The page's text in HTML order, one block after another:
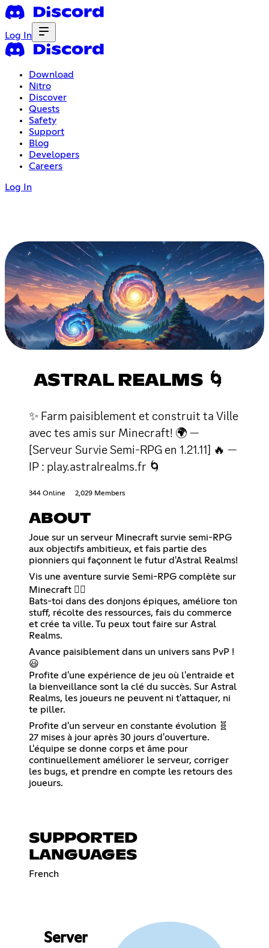
Log In
Download
Nitro
Discover
Quests
Safety
Support
Blog
Developers
Careers
Log In
ASTRAL REALMS 🌀
✨ Farm paisiblement et construit ta Ville
avec tes amis sur Minecraft! 🌍 —
[Serveur Survie Semi-RPG en 1.21.11] 🔥 —
IP : play.astralrealms.fr 🌀
344 Online 2,029 Members
ABOUT
Joue sur un serveur Minecraft survie semi-RPG
aux objectifs ambitieux, et fais partie des
pionniers qui façonnent le futur d'Astral Realms!
Vis une aventure survie Semi-RPG complète sur
Minecraft 🧙‍♂️
Bats-toi dans des donjons épiques, améliore ton
stuff, récolte des ressources, fais du commerce
et crée ta ville. Tu peux tout faire sur Astral
Realms.
Avance paisiblement dans un univers sans PvP !
😃
Profite d'une expérience de jeu où l'entraide et
la bienveillance sont la clé du succès. Sur Astral
Realms, les joueurs ne peuvent ni t'attaquer, ni
te piller.
Profite d'un serveur en constante évolution 🧬
27 mises à jour après 30 jours d'ouverture.
L'équipe se donne corps et âme pour
continuellement améliorer le serveur, corriger
les bugs, et prendre en compte les retours des
joueurs.
SUPPORTED
LANGUAGES
French
Server